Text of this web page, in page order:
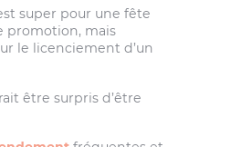
super pour une fête
promotion, mais
le licenciement d’un
être surpris d’être